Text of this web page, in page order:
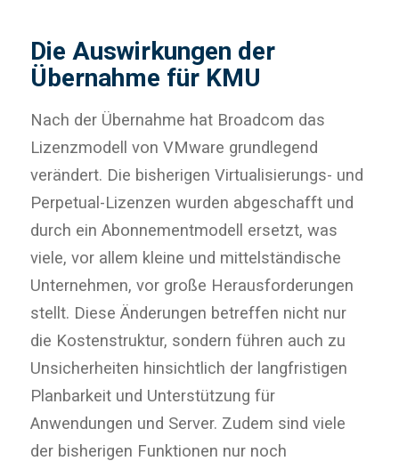
Die Auswirkungen der
Übernahme für KMU
Nach der Übernahme hat Broadcom das
Lizenzmodell von VMware grundlegend
verändert. Die bisherigen Virtualisierungs- und
Perpetual-Lizenzen wurden abgeschafft und
durch ein Abonnementmodell ersetzt, was
viele, vor allem kleine und mittelständische
Unternehmen, vor große Herausforderungen
stellt. Diese Änderungen betreffen nicht nur
die Kostenstruktur, sondern führen auch zu
Unsicherheiten hinsichtlich der langfristigen
Planbarkeit und Unterstützung für
Anwendungen und Server. Zudem sind viele
der bisherigen Funktionen nur noch